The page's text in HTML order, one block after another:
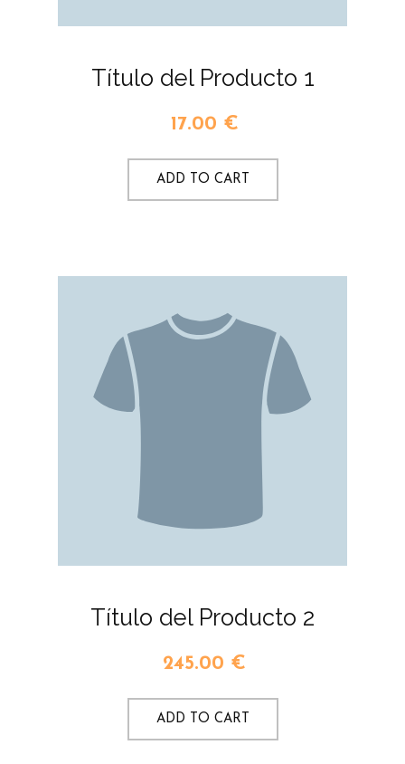
Título del Producto 1
17.00 €
ADD TO CART
Título del Producto 2
245.00 €
ADD TO CART